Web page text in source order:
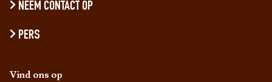
NEEM CONTACT OP
PERS
Vind ons op